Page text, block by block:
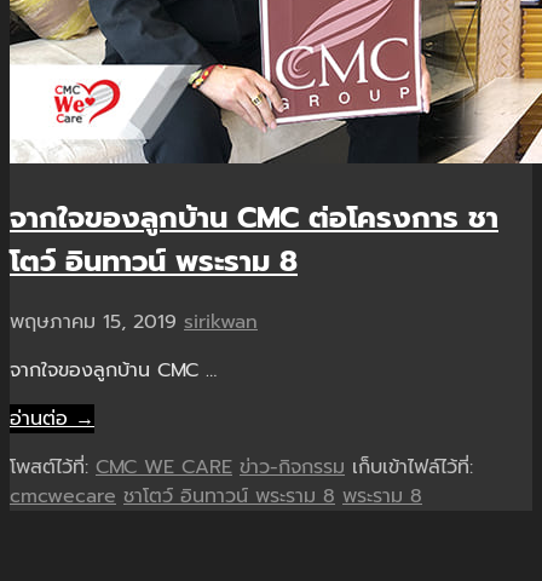
จากใจของลูกบ้าน CMC ต่อโครงการ ชา
โตว์ อินทาวน์ พระราม 8
พฤษภาคม 15, 2019 sirikwan
จากใจของลูกบ้าน CMC …
อ่านต่อ →
โพสต์ไว้ที่: CMC WE CARE ข่าว-กิจกรรม เก็บเข้าไฟล์ไว้ที่:
cmcwecare ชาโตว์ อินทาวน์ พระราม 8 พระราม 8